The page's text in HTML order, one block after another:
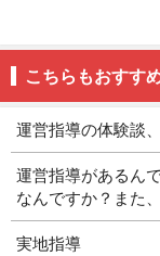
こちらもおすす
運営指導の体験談、
運営指導があるん
なんですか？また
実地指導